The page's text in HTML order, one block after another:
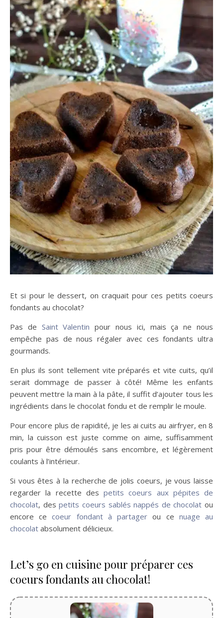
Et si pour le dessert, on craquait pour ces petits coeurs
fondants au chocolat?
Pas de Saint Valentin pour nous ici, mais ça ne nous
empêche pas de nous régaler avec ces fondants ultra
gourmands.
En plus ils sont tellement vite préparés et vite cuits, qu’il
serait dommage de passer à côté! Même les enfants
peuvent mettre la main à la pâte, il suffit d’ajouter tous les
ingrédients dans le chocolat fondu et de remplir le moule.
Pour encore plus de rapidité, je les ai cuits au airfryer, en 8
min, la cuisson est juste comme on aime, suffisamment
pris pour être démoulés sans encombre, et légèrement
coulants à l’intérieur.
Si vous êtes à la recherche de jolis coeurs, je vous laisse
regarder la recette des petits coeurs aux pépites de
chocolat, despetits coeurs sablés nappés de chocolat ou
encore cecoeur fondant à partager ou ce nuage au
chocolat absolument délicieux.
Let’s go en cuisine pour préparer ces
coeurs fondants au chocolat!